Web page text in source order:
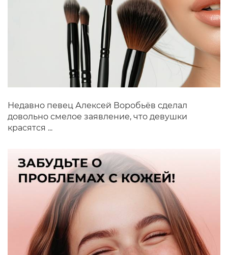
Недавно певец Алексей Воробьёв сделал
довольно смелое заявление, что девушки
красятся ...